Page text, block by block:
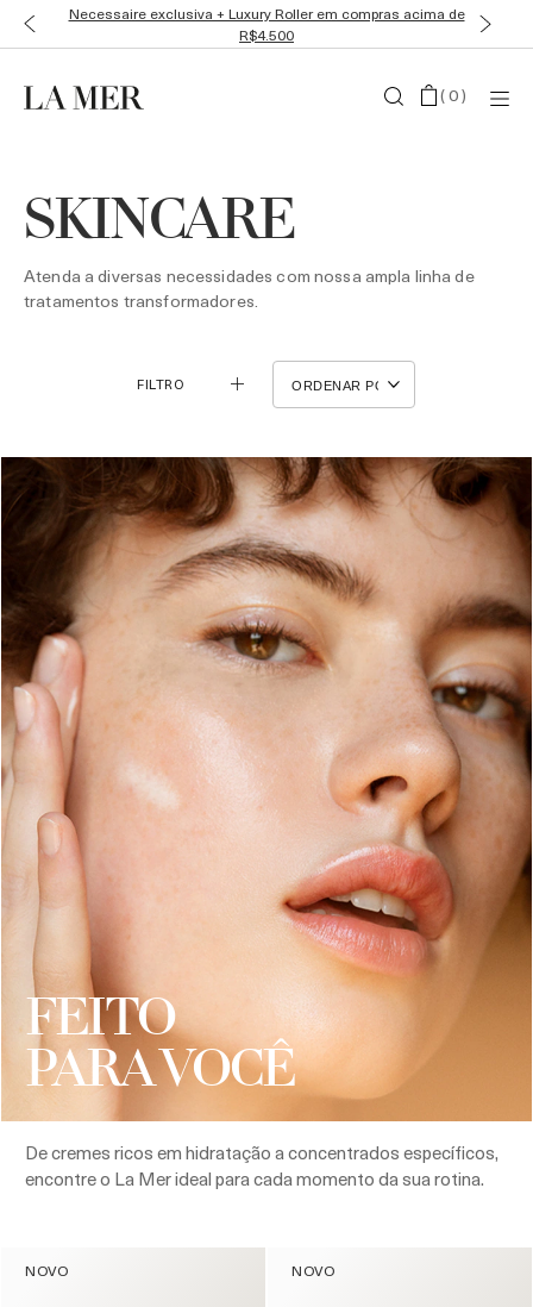
Ganhe Miniaturas Luxosas em todas as compras
(0)
FILTRO
SKINCARE
Atenda a diversas necessidades com nossa ampla linha de
tratamentos transformadores.
FEITO
PARA VOCÊ
De cremes ricos em hidratação a concentrados específicos,
encontre o La Mer ideal para cada momento da sua rotina.
NOVO NOVO